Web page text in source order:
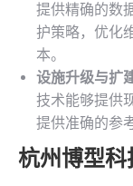
提供精确的数
护策略，优化
本。
设施升级与扩
技术能够提供
提供准确的参
杭州博型